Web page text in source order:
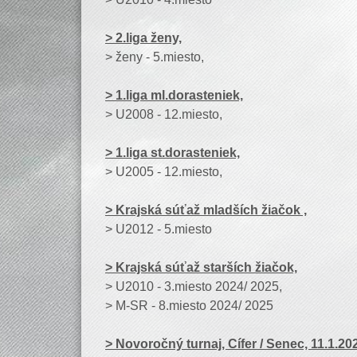
> 2.liga ženy,
> ženy - 5.miesto,
> 1.liga ml.dorasteniek,
> U2008 - 12.miesto,
> 1.liga st.dorasteniek,
> U2005 - 12.miesto,
> Krajská súťaž mladších žiačok ,
> U2012 - 5.miesto
> Krajská súťaž starších žiačok,
> U2010 - 3.miesto 2024/ 2025,
> M-SR - 8.miesto 2024/ 2025
> Novoročný turnaj, Cífer / Senec,